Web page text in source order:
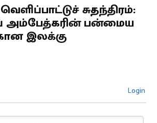
சுதந்திரம்:
அம்பேத்கரின் பன்மைய
இலக்கு
Login